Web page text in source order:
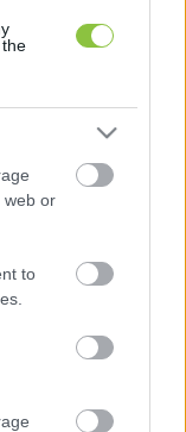
web or
to
elején az
férjével,
Államokba